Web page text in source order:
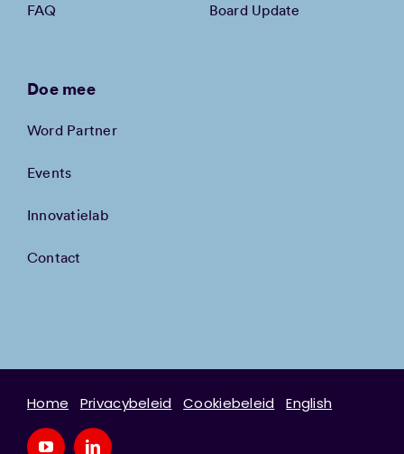
FAQ Board Update
Doe mee
Word Partner
Events
Innovatielab
Contact
Home Privacybeleid Cookiebeleid English